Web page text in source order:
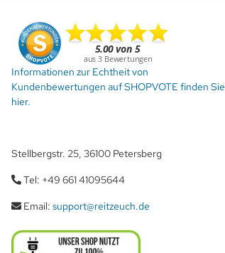
Informationen zur Echtheit von
Kundenbewertungen auf SHOPVOTE finden Sie
hier.
Stellbergstr. 25, 36100 Petersberg
Tel: +49 661 41095644
Email: support@reitzeuch.de